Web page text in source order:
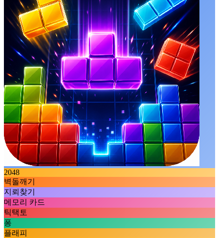
2048
벽돌깨기
지뢰찾기
메모리 카드
틱택토
퐁
플래피